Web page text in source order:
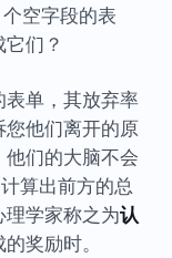
空字段的表
们？
单，其放弃率
他们离开的原
们的大脑不会
算出前方的总
学家称之为认
奖励时。